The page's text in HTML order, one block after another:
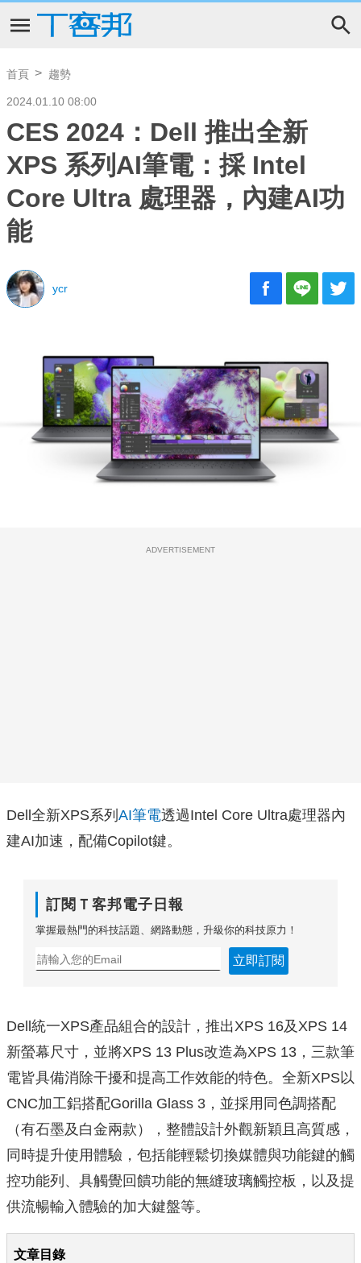
首頁 趨勢
2024.01.10 08:00
CES 2024：Dell 推出全新
XPS 系列AI筆電：採 Intel
Core Ultra 處理器，內建AI功
能
ycr
ADVERTISEMENT
Dell全新XPS系列 AI筆電透過Intel Core Ultra處理器內
建AI加速，配備Copilot鍵。
訂閱Ｔ客邦電子日報
掌握最熱門的科技話題、網路動態，升級你的科技原力！
立即訂閱
Dell統一XPS產品組合的設計，推出XPS 16及XPS 14
新螢幕尺寸，並將XPS 13 Plus改造為XPS 13，三款筆
電皆具備消除干擾和提高工作效能的特色。全新XPS以
CNC加工鋁搭配Gorilla Glass 3，並採用同色調搭配
（有石墨及白金兩款），整體設計外觀新穎且高質感，
同時提升使用體驗，包括能輕鬆切換媒體與功能鍵的觸
控功能列、具觸覺回饋功能的無縫玻璃觸控板，以及提
供流暢輸入體驗的加大鍵盤等。
文章目錄